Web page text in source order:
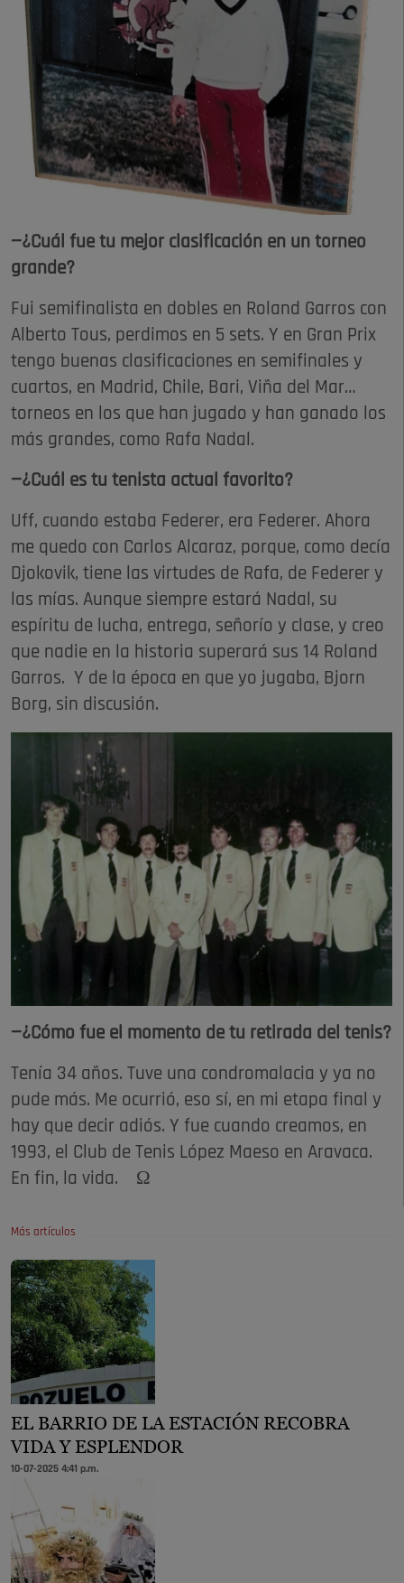
—¿Cuál fue tu mejor clasificación en un torneo
grande?
Fui semifinalista en dobles en Roland Garros con
Alberto Tous, perdimos en 5 sets. Y en Gran Prix
tengo buenas clasificaciones en semifinales y
cuartos, en Madrid, Chile, Bari, Viña del Mar…
torneos en los que han jugado y han ganado los
más grandes, como Rafa Nadal.
—¿Cuál es tu tenista actual favorito?
Uff, cuando estaba Federer, era Federer. Ahora
me quedo con Carlos Alcaraz, porque, como decía
Djokovik, tiene las virtudes de Rafa, de Federer y
las mías. Aunque siempre estará Nadal, su
espíritu de lucha, entrega, señorío y clase, y creo
que nadie en la historia superará sus 14 Roland
Garros. Y de la época en que yo jugaba, Bjorn
Borg, sin discusión.
—¿Cómo fue el momento de tu retirada del tenis?
Tenía 34 años. Tuve una condromalacia y ya no
pude más. Me ocurrió, eso sí, en mi etapa final y
hay que decir adiós. Y fue cuando creamos, en
1993, el Club de Tenis López Maeso en Aravaca.
En fin, la vida. Ω
Más artículos
EL BARRIO DE LA ESTACIÓN RECOBRA
VIDA Y ESPLENDOR
10-07-2025 4:41 p.m.